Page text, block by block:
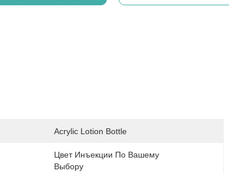
Acrylic Lotion Bottle
Цвет Инъекции По Вашему
Выбору